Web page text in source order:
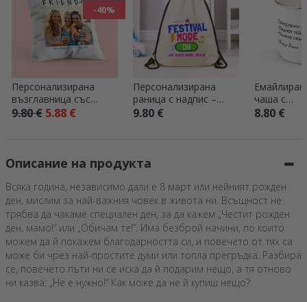
-40%
Персонализирана
възглавница със
снимка и послание -
9.80 € 5.88 €
Персонализирана
раница с надпис –
Festival mode on
9.80 €
чаша с
8.80 €
Описание на продукта
Всяка година, независимо дали е 8 март или нейният рожден
ден, мислим за най-важния човек в живота ни. Всъщност не
трябва да чакаме специален ден, за да кажем „Честит рожден
ден, мамо!“ или „Обичам те!“. Има безброй начини, по които
можем да й покажем благодарността си, и повечето от тях са
може би чрез най-простите думи или топла прегръдка. Разбира
се, повечето пъти ни се иска да й подарим нещо, а тя отново
ни казва: „Не е нужно!“ Как може да не й купиш нещо?